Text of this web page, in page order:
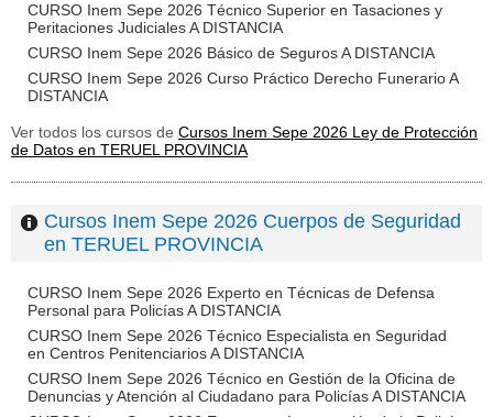
CURSO Inem Sepe 2026 Técnico Superior en Tasaciones y
Peritaciones Judiciales A DISTANCIA
CURSO Inem Sepe 2026 Básico de Seguros A DISTANCIA
CURSO Inem Sepe 2026 Curso Práctico Derecho Funerario A
DISTANCIA
Ver todos los cursos de Cursos Inem Sepe 2026 Ley de Protección
de Datos en TERUEL PROVINCIA
Cursos Inem Sepe 2026 Cuerpos de Seguridad
en TERUEL PROVINCIA
CURSO Inem Sepe 2026 Experto en Técnicas de Defensa
Personal para Policías A DISTANCIA
CURSO Inem Sepe 2026 Técnico Especialista en Seguridad
en Centros Penitenciarios A DISTANCIA
CURSO Inem Sepe 2026 Técnico en Gestión de la Oficina de
Denuncias y Atención al Ciudadano para Policías A DISTANCIA